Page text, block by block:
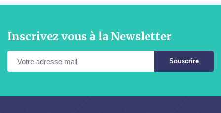
Inscrivez vous à la Newsletter
Souscrire